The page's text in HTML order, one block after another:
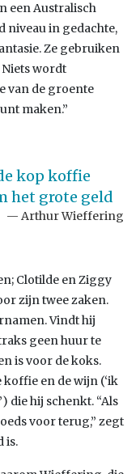
een Australisch
niveau in gedachte,
Ze gebruiken
wordt
van de groente
maken.”
kop koffie
het grote geld
Arthur Wieffering
Clotilde en Ziggy
zijn twee zaken.
Vindt hij
geen huur te
is voor de koks.
en de wijn (‘ik
die hij schenkt. “Als
voor terug,” zegt
is.